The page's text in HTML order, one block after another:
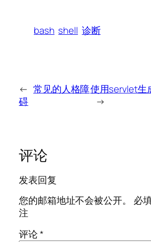
bash shell 诊断
← 常见的人格障
碍
使用servlet生
→
评论
发表回复
您的邮箱地址不会被公开。
必
注
评论*